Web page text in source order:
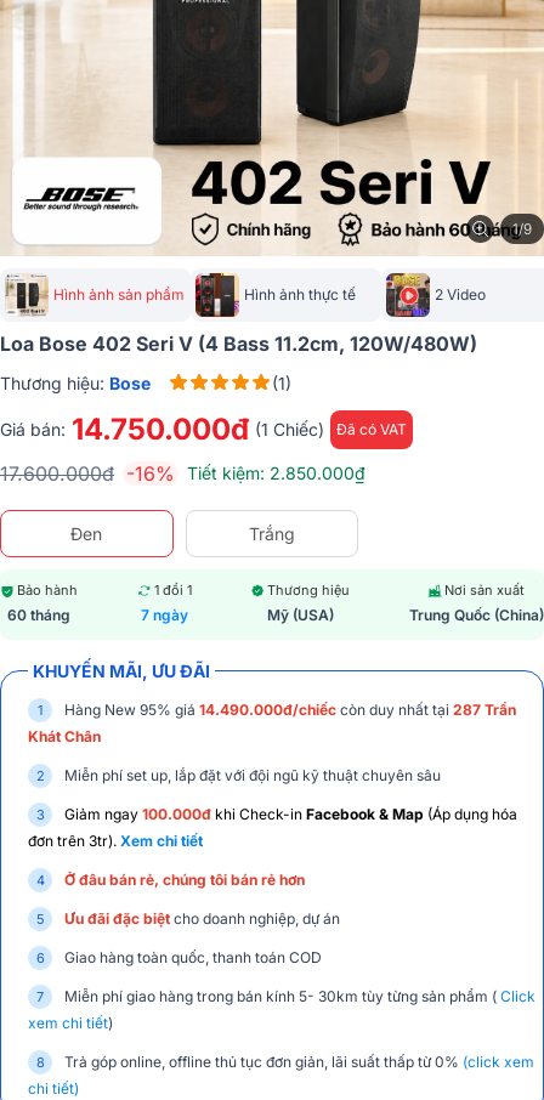
1/9
Hình ảnh sản phẩm Hình ảnh thực tế 2 Video
Loa Bose 402 Seri V (4 Bass 11.2cm, 120W/480W)
Thương hiệu: Bose (1)
Giá bán: 14.750.000đ (1 Chiếc) Đã có VAT
17.600.000đ -16% Tiết kiệm: 2.850.000₫
Đen Trắng
Bảo hành
60 tháng
1 đổi 1
7 ngày
Thương hiệu
Mỹ (USA)
Nơi sản xuất
Trung Quốc (China)
KHUYẾN MÃI, ƯU ĐÃI
Hàng New 95% giá 14.490.000đ/chiếc còn duy nhất tại 287 Trần
Khát Chân
Miễn phí set up, lắp đặt với đội ngũ kỹ thuật chuyên sâu
Giảm ngay 100.000đ khi Check-in Facebook & Map (Áp dụng hóa
đơn trên 3tr). Xem chi tiết
Ở đâu bán rẻ, chúng tôi bán rẻ hơn
Ưu đãi đặc biệt cho doanh nghiệp, dự án
Giao hàng toàn quốc, thanh toán COD
Miễn phí giao hàng trong bán kính 5- 30km tùy từng sản phẩm ( Click
xem chi tiết)
Trả góp online, offline thủ tục đơn giản, lãi suất thấp từ 0% (click xem
chi tiết)